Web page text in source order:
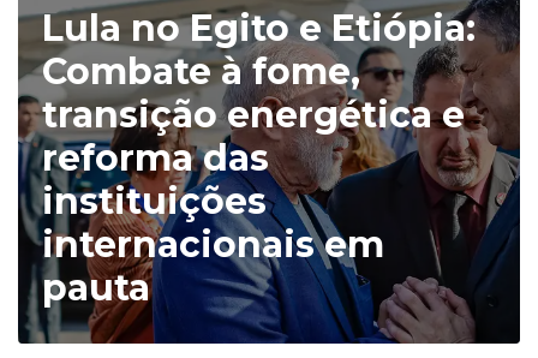
Lula no Egito e Etiópia:
Combate à fome,
transição energética e
reforma das
instituições
internacionais em
pauta